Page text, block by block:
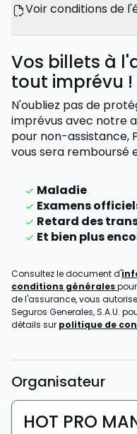
Voir conditions de
Vos billets à
tout imprévu !
N'oubliez pas de
imprévus avec notre
pour non-assistance,
vous sera remboursé
Maladie
Examens
Retard des
Et bien plus
Consultez le document d'
conditions générales
de l'assurance, vous
Seguros Generales, S.A.U.
détails sur politique de
Organisateur
HOT PRO